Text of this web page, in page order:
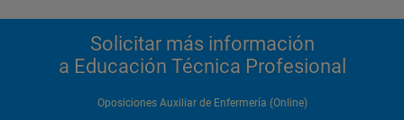
Solicitar más información
a Educación Técnica Profesional
Oposiciones Auxiliar de Enfermería (Online)